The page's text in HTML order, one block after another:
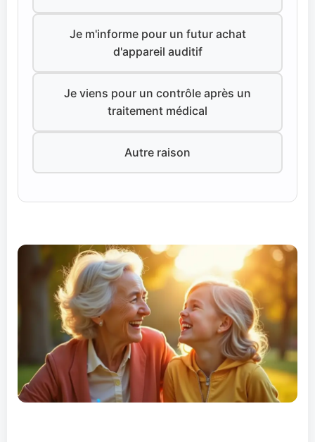
Je m'informe pour un futur achat
d'appareil auditif
Je viens pour un contrôle après un
traitement médical
Autre raison